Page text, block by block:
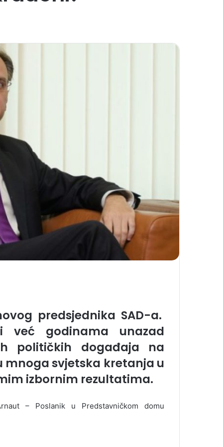
predsjednika SAD-a.
već godinama unazad
političkih događaja na
svjetska kretanja u
izbornim rezultatima.
– Poslanik u Predstavničkom domu